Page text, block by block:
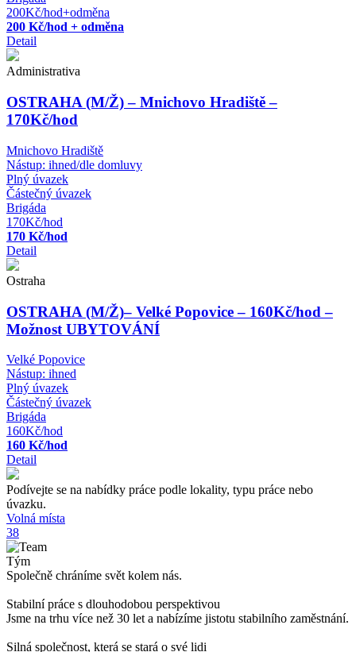
200Kč/hod+odměna
200 Kč/hod + odměna
Detail
Administrativa
OSTRAHA (M/Ž) – Mnichovo Hradiště –
170Kč/hod
Mnichovo Hradiště
Nástup: ihned/dle domluvy
Plný úvazek
Částečný úvazek
Brigáda
170Kč/hod
170 Kč/hod
Detail
Ostraha
OSTRAHA (M/Ž)– Velké Popovice – 160Kč/hod –
Možnost UBYTOVÁNÍ
Velké Popovice
Nástup: ihned
Plný úvazek
Částečný úvazek
Brigáda
160Kč/hod
160 Kč/hod
Detail
Podívejte se na nabídky práce podle lokality, typu práce nebo
úvazku.
Volná místa
38
Tým
Společně chráníme svět kolem nás.
Stabilní práce s dlouhodobou perspektivou
Jsme na trhu více než 30 let a nabízíme jistotu stabilního zaměstnání.
Silná společnost, která se stará o své lidi